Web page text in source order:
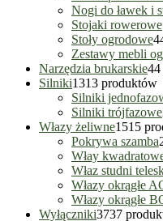
Nogi do ławek i
Stojaki rowerowe
Stoły ogrodowe4
Zestawy mebli
Narzędzia brukarskie44
Silniki1313 produktów
Silniki
Silniki trójfazowe
Włazy żeliwne1515
Pokrywa szamba
Włay
Właz studni
Włazy okrągłe
Włazy okrągłe
Wyłączniki3737